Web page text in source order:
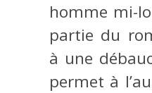
homme mi-
partie du
à une
permet à